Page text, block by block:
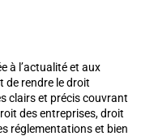
à l’actualité et aux
de rendre le droit
clairs et précis couvrant
des entreprises, droit
réglementations et bien